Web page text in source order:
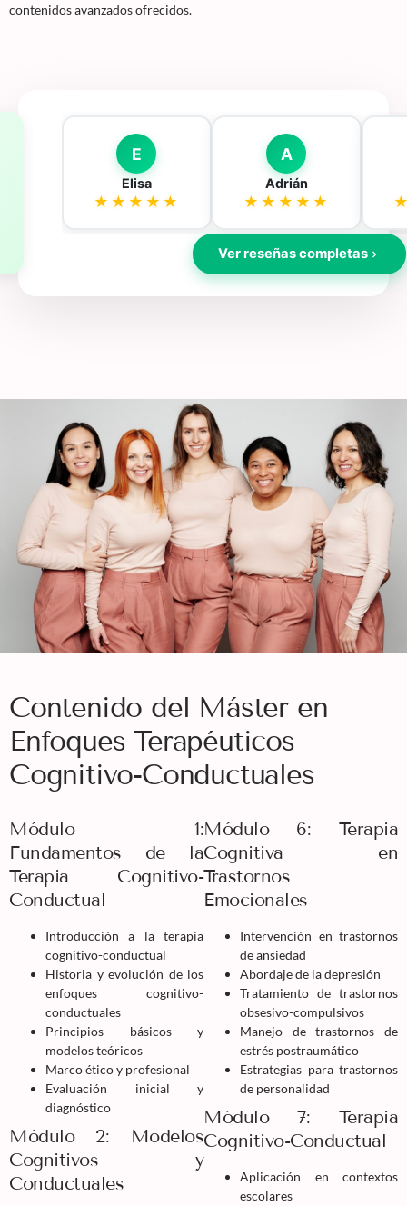
contenidos avanzados ofrecidos.
Contenido del Máster en
Enfoques Terapéuticos
Cognitivo-Conductuales
Módulo 1:
Fundamentos de la
Terapia Cognitivo-
Conductual
Introducción a la terapia
cognitivo-conductual
Historia y evolución de los
enfoques cognitivo-
conductuales
Principios básicos y
modelos teóricos
Marco ético y profesional
Evaluación inicial y
diagnóstico
Módulo 2: Modelos
Cognitivos y
Conductuales
Módulo 6: Terapia
Cognitiva en
Trastornos
Emocionales
Intervención en trastornos
de ansiedad
Abordaje de la depresión
Tratamiento de trastornos
obsesivo-compulsivos
Manejo de trastornos de
estrés postraumático
Estrategias para trastornos
de personalidad
Módulo 7: Terapia
Cognitivo-Conductual
Aplicación en contextos
escolares